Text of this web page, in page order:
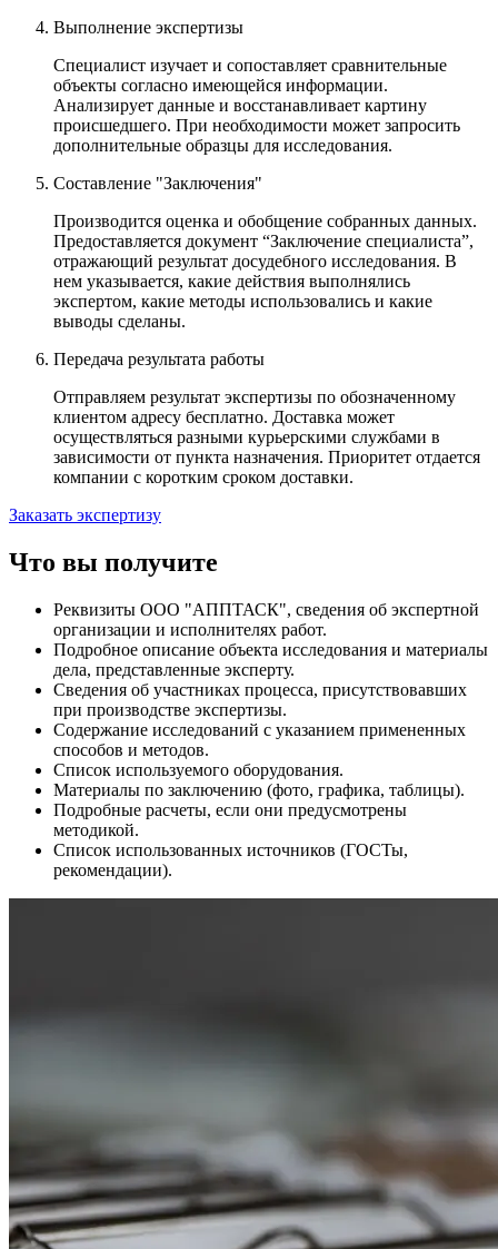
Выполнение экспертизы
Специалист изучает и сопоставляет сравнительные
объекты согласно имеющейся информации.
Анализирует данные и восстанавливает картину
происшедшего. При необходимости может запросить
дополнительные образцы для исследования.
Составление "Заключения"
Производится оценка и обобщение собранных данных.
Предоставляется документ “Заключение специалиста”,
отражающий результат досудебного исследования. В
нем указывается, какие действия выполнялись
экспертом, какие методы использовались и какие
выводы сделаны.
Передача результата работы
Отправляем результат экспертизы по обозначенному
клиентом адресу бесплатно. Доставка может
осуществляться разными курьерскими службами в
зависимости от пункта назначения. Приоритет отдается
компании с коротким сроком доставки.
Заказать экспертизу
Что вы получите
Реквизиты ООО "АППТАСК", сведения об экспертной
организации и исполнителях работ.
Подробное описание объекта исследования и материалы
дела, представленные эксперту.
Сведения об участниках процесса, присутствовавших
при производстве экспертизы.
Содержание исследований с указанием примененных
способов и методов.
Список используемого оборудования.
Материалы по заключению (фото, графика, таблицы).
Подробные расчеты, если они предусмотрены
методикой.
Список использованных источников (ГОСТы,
рекомендации).